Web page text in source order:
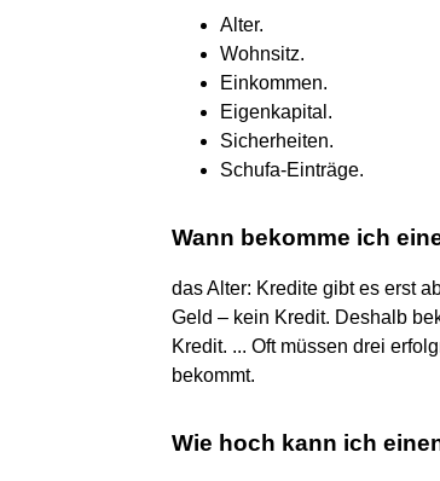
Alter.
Wohnsitz.
Einkommen.
Eigenkapital.
Sicherheiten.
Schufa-Einträge.
Wann bekomme ich
das Alter: Kredite gibt es erst
Geld – kein Kredit. Deshalb
Kredit. ... Oft müssen drei
bekommt.
Wie hoch kann ich